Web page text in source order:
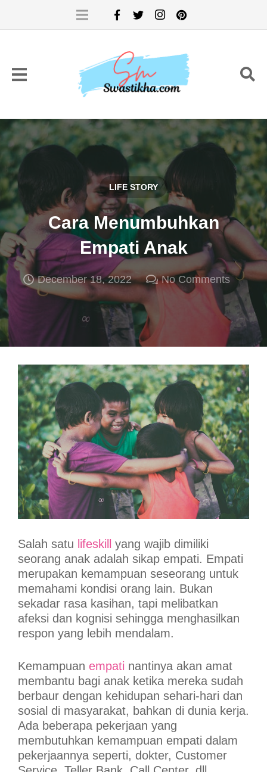
Cara Menumbuhkan
Empati Anak
December 18, 2022
LIFE STORY
No Comments
Salah satu lifeskill
yang wajib dimiliki
seorang anak adalah sikap empati. Empati
merupakan kemampuan seseorang untuk
memahami kondisi orang lain. Bukan
sekadar rasa kasihan, tapi melibatkan
afeksi dan kognisi sehingga menghasilkan
respon yang lebih mendalam.
Kemampuan empati nantinya akan amat
membantu bagi anak ketika mereka sudah
berbaur dengan kehidupan sehari-hari dan
sosial di masyarakat, bahkan di dunia kerja.
Ada beberapa pekerjaan yang
membutuhkan kemampuan empati dalam
pekerjaannya seperti, dokter, Customer